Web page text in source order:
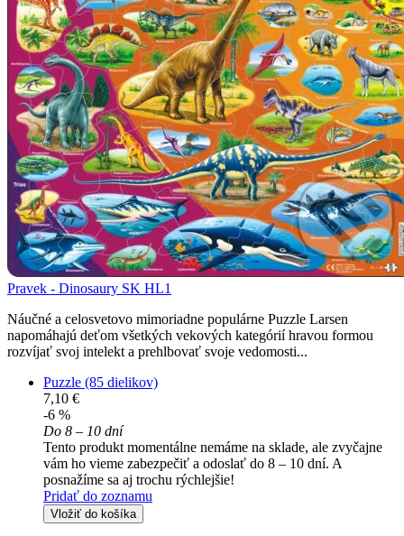
Pravek - Dinosaury SK HL1
Náučné a celosvetovo mimoriadne populárne Puzzle Larsen
napomáhajú deťom všetkých vekových kategórií hravou formou
rozvíjať svoj intelekt a prehlbovať svoje vedomosti...
Puzzle (85 dielikov)
7,10 €
-6 %
Do 8 – 10 dní
Tento produkt momentálne nemáme na sklade, ale zvyčajne
vám ho vieme zabezpečiť a odoslať do 8 – 10 dní. A
posnažíme sa aj trochu rýchlejšie!
Pridať do zoznamu
Vložiť do košíka